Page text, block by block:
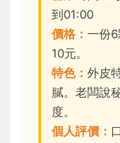
到01:00
價格： 一份
10元。
特色： 外皮
膩。老闆說
度。
個人評價：